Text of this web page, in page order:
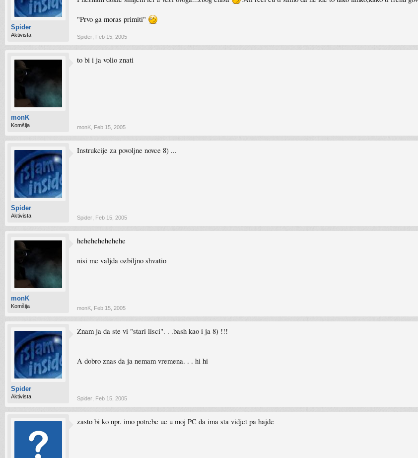
Spider
Aktivista
"Prvo ga moras primiti"
Spider Feb 15, 2005
monK
Komšija
to bi i ja volio znati
monK Feb 15, 2005
Spider
Aktivista
Instrukcije za povoljne novce 8) ...
Spider Feb 15, 2005
monK
Komšija
hehehehehehehe
nisi me valjda ozbiljno shvatio
monK Feb 15, 2005
Spider
Aktivista
Znam ja da ste vi "stari lisci". . .bash kao i ja 8) !!!
A dobro znas da ja nemam vremena. . . hi hi
Spider Feb 15, 2005
zasto bi ko npr. imo potrebe uc u moj PC da ima sta vidjet pa hajde